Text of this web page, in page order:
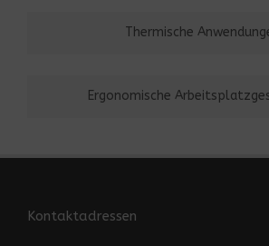
Thermische
Ergonomische
Kontaktadressen